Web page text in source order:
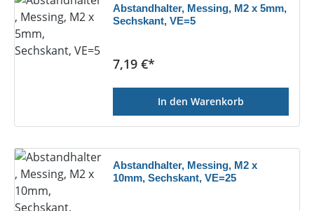
Abstandhalter, Messing, M2 x 5mm,
Sechskant, VE=5
Regulärer Preis:
7,19 €*
In den Warenkorb
Abstandhalter, Messing, M2 x
10mm, Sechskant, VE=25